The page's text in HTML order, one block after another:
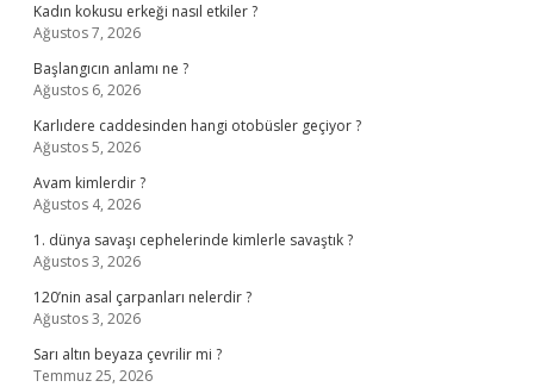
Kadın kokusu erkeği nasıl etkiler ?
Ağustos 7, 2026
Başlangıcın anlamı ne ?
Ağustos 6, 2026
Karlıdere caddesinden hangi otobüsler geçiyor ?
Ağustos 5, 2026
Avam kimlerdir ?
Ağustos 4, 2026
1. dünya savaşı cephelerinde kimlerle savaştık ?
Ağustos 3, 2026
120’nin asal çarpanları nelerdir ?
Ağustos 3, 2026
Sarı altın beyaza çevrilir mi ?
Temmuz 25, 2026